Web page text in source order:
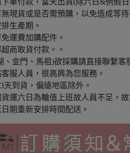
單付款，當天出貨(除六日&例假日
現貨或是否需預購，以免造成等待
生產期。
運費加購配件。
商取貨付款。。
、金門、馬祖)欲採購請直接聯繫客
服人員，很高興為您服務。
天到貨，偏遠地區除外。
運六日為輪值上班故人員不足，
期重新安排時間配送。